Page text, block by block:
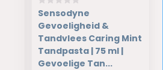
Sensodyne
Gevoeligheid &
Tandvlees Caring Mint
Tandpasta | 75 ml |
Gevoelige Tan...